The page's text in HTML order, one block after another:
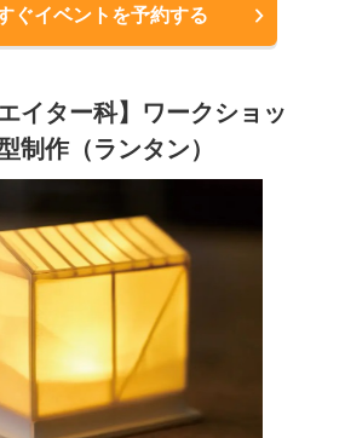
ぐイベントを予約する
イター科】ワークショッ
制作（ランタン）